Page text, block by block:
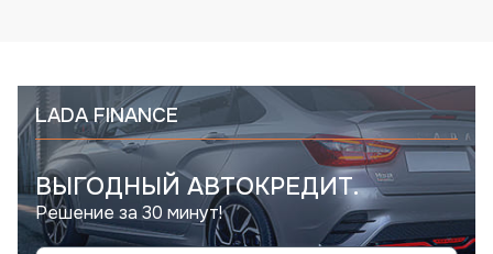
LADA FINANCE
ВЫГОДНЫЙ АВТОКРЕДИТ.
Решение за 30 минут!